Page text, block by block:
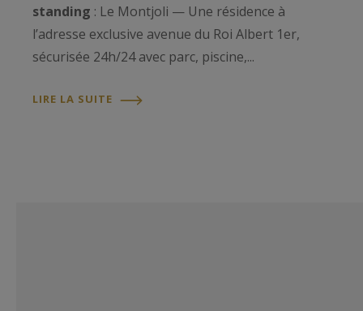
standing : Le Montjoli — Une résidence à
l’adresse exclusive avenue du Roi Albert 1er,
sécurisée 24h/24 avec parc, piscine,...
LIRE LA SUITE